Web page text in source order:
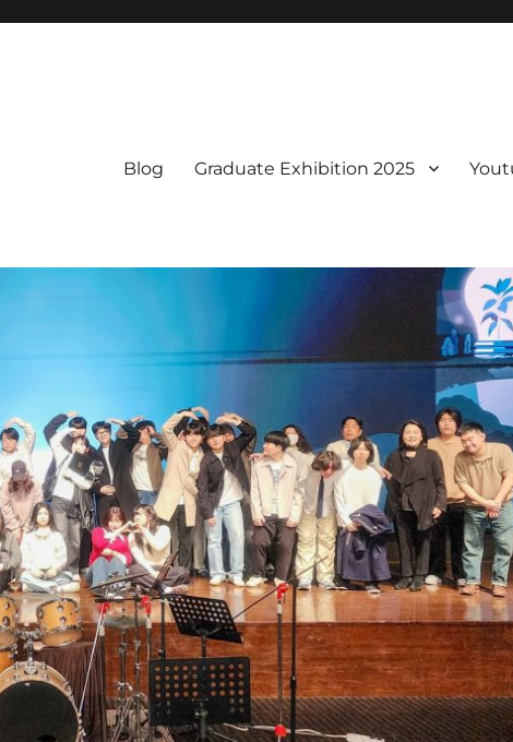
Blog Graduate Exhibition 2025